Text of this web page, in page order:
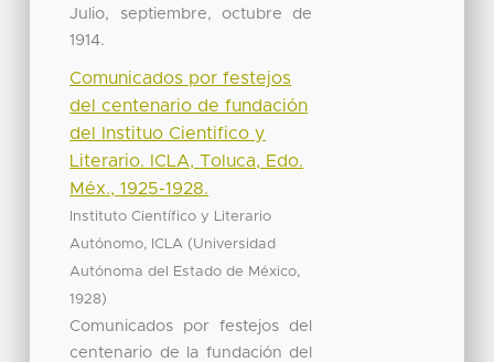
Julio, septiembre, octubre de
1914.
Comunicados por festejos
del centenario de fundación
del Instituo Cientifico y
Literario. ICLA, Toluca, Edo.
Méx., 1925-1928.
Instituto Científico y Literario
Autónomo, ICLA (Universidad
Autónoma del Estado de México,
1928)
Comunicados por festejos del
centenario de la fundación del